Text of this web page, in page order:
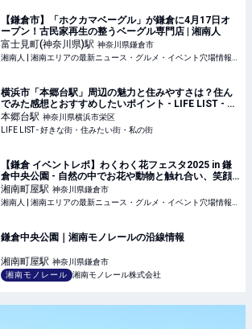
【鎌倉市】「ホクカマベーグル」が鎌倉に4月17日オ
ープン！古民家再生の整うベーグル専門店 | 湘南人
富士見町(神奈川県)駅 神奈川県鎌倉市
横浜市「本郷台駅」周辺の魅力と住みやすさは？住ん
でみた感想とおすすめしたいポイント - LIFE LIST - 好
きな街・住みたい街・私の街
本郷台駅 神奈川県横浜市栄区
LIFE LIST - 好きな街・住みたい街・私の街
【鎌倉 イベントレポ】わくわく花フェスタ2025 in 鎌
倉中央公園 - 自然の中でお花や動物と触れ合い、笑顔
溢れるイベント！ | 湘南人
湘南町屋駅 神奈川県鎌倉市
鎌倉中央公園｜湘南モノレールの沿線情報
湘南町屋駅 神奈川県鎌倉市
湘南モノレール
湘南モノレール株式会社